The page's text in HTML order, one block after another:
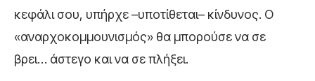
κεφάλι σου, υπήρχε –υποτίθεται– κίνδυνος. Ο
«αναρχοκομμουνισμός» θα μπορούσε να σε
βρει… άστεγο και να σε πλήξει.